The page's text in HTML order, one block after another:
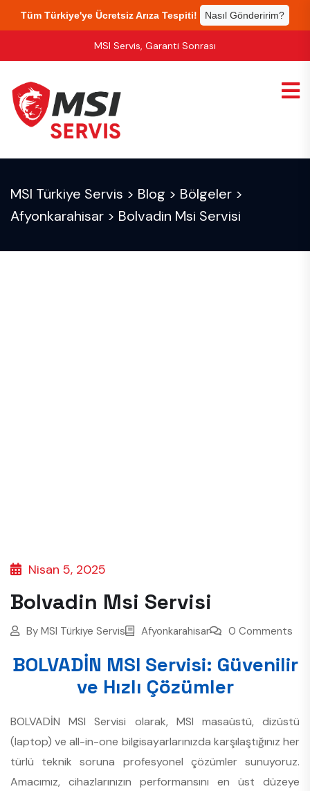
Tüm Türkiye'ye Ücretsiz Arıza Tespiti! Nasıl Gönderirim?
MSI Servis, Garanti Sonrası
MSI Türkiye Servis > Blog > Bölgeler >
Afyonkarahisar > Bolvadin Msi Servisi
Nisan 5, 2025
Bolvadin Msi Servisi
By MSI Türkiye Servis Afyonkarahisar 0 Comments
BOLVADİN MSI Servisi: Güvenilir
ve Hızlı Çözümler
BOLVADİN MSI Servisi olarak, MSI masaüstü, dizüstü
(laptop) ve all-in-one bilgisayarlarınızda karşılaştığınız her
türlü teknik soruna profesyonel çözümler sunuyoruz.
Amacımız, cihazlarınızın performansını en üst düzeye